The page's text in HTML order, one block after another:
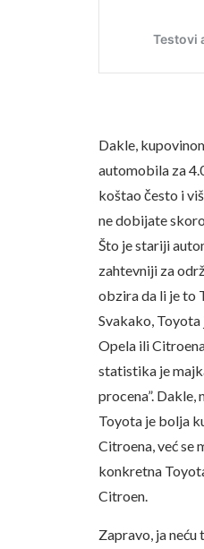
Dakle,
automobila za
koštao često i
ne dobijate
Što je stariji
zahtevniji za
obzira da li je to
Svakako,
Opela ili
statistika je
procena”. Dakle,
Toyota je bolja
Citroena, već se
konkretna
Citroen.
Zapravo, ja neću